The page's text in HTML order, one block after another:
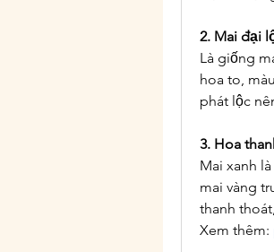
2. Mai đại
Là giống
hoa to,
phát lộc
3. Hoa
Mai xanh
mai vàng
thanh
Xem thêm: